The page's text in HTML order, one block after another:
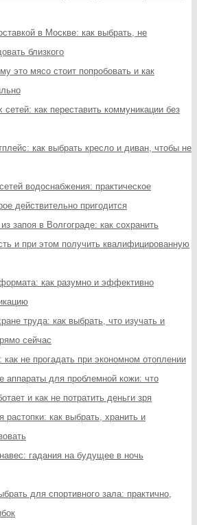
в Москве: как выбрать, не
близкого
это мясо стоит попробовать и как
как переставить коммуникации без
как выбрать кресло и диван, чтобы не
водоснабжения: практическое
действительно пригодится
запоя в Волгограде: как сохранить
и при этом получить квалифицированную
как разумно и эффективно
труда: как выбрать, что изучать и
сейчас
не прогадать при экономном отоплении
аппараты для проблемной кожи: что
и как не потратить деньги зря
растопки: как выбрать, хранить и
гадания на будущее в ночь
для спортивного зала: практично,